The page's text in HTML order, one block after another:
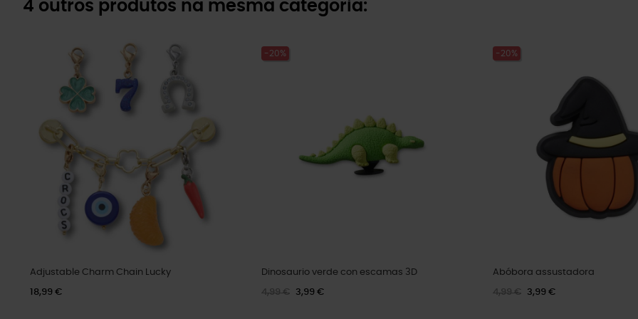
4 outros produtos na mesma categoria:
Adjustable Charm Chain Lucky
18,99 €
-20%
Dinosaurio verde con escamas 3D
4,99 € 3,99 €
-20%
Abóbora assustadora
4,99 € 3,99 €